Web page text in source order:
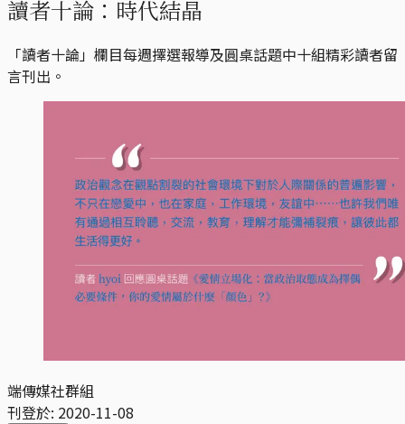
讀者十論：時代結晶
「讀者十論」欄目每週擇選報導及圓桌話題中十組精彩讀者留
言刊出。
端傳媒社群組
刊登於: 2020-11-08